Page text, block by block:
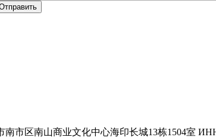
市南市区南山商业文化中心海印长城13栋1504室